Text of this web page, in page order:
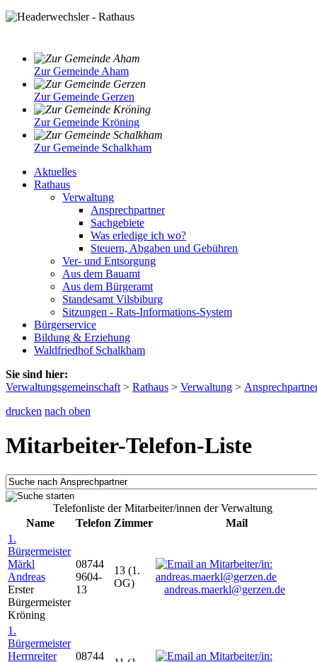
Zur Gemeinde Aham
Zur Gemeinde Gerzen
Zur Gemeinde Kröning
Zur Gemeinde Schalkham
Aktuelles
Rathaus
Verwaltung
Ansprechpartner
Sachgebiete
Was erledige ich wo?
Steuern, Abgaben und Gebühren
Ver- und Entsorgung
Aus dem Bauamt
Aus dem Bürgeramt
Standesamt Vilsbiburg
Sitzungen - Rats-Informations-System
Bürgerservice
Bildung & Erziehung
Waldfriedhof Schalkham
Sie sind hier:
Verwaltungsgemeinschaft > Rathaus > Verwaltung >
drucken nach oben
Mitarbeiter-Telefon-Liste
Telefonliste der Mitarbeiter/innen der Verwaltung
Name
Telefon Zimmer
Mail
1.
Bürgermeister
Märkl
Andreas
Erster
Bürgermeister
Kröning
08744
9604-
13
13 (1.
OG)
andreas.maerkl@gerzen.de
1.
Bürgermeister
Herrnreiter
08744